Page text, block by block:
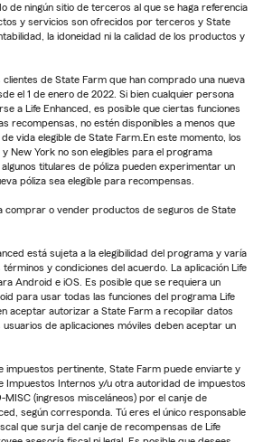
de ningún sitio de terceros al que se haga referencia
y servicios son ofrecidos por terceros y State
la idoneidad ni la calidad de los productos y
de State Farm que han comprado una nueva
el 1 de enero de 2022. Si bien cualquier persona
a Life Enhanced, es posible que ciertas funciones
recompensas, no estén disponibles a menos que
vida elegible de State Farm.En este momento, los
New York no son elegibles para el programa
titulares de póliza pueden experimentar un
póliza sea elegible para recompensas.
comprar o vender productos de seguros de State
está sujeta a la elegibilidad del programa y varía
y condiciones del acuerdo. La aplicación Life
Android e iOS. Es posible que se requiera un
para usar todas las funciones del programa Life
aceptar autorizar a State Farm a recopilar datos
de aplicaciones móviles deben aceptar un
impuestos pertinente, State Farm puede enviarte y
Impuestos Internos y/u otra autoridad de impuestos
MISC (ingresos misceláneos) por el canje de
según corresponda. Tú eres el único responsable
que surja del canje de recompensas de Life